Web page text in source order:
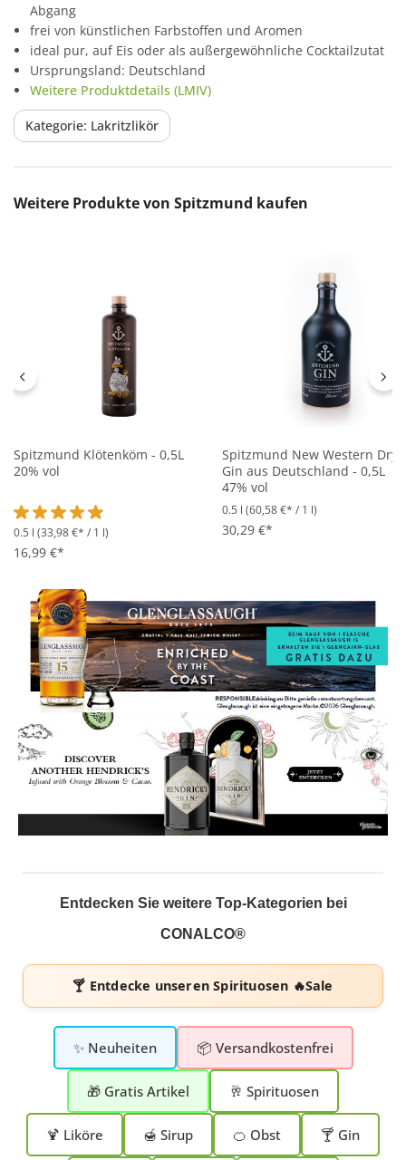
Abgang
frei von künstlichen Farbstoffen und Aromen
ideal pur, auf Eis oder als außergewöhnliche Cocktailzutat
Ursprungsland: Deutschland
Weitere Produktdetails (LMIV)
Kategorie: Lakritzlikör
Produktgalerie überspringen
Weitere Produkte von Spitzmund kaufen
Spitzmund Klötenköm - 0,5L
20% vol
Durchschnittliche Bewertung von 4.8 von 5 Sternen
0.5 l (33,98 €* / 1 l)
16,99 €*
Spitzmund New Western Dry
Gin aus Deutschland - 0,5L
47% vol
0.5 l (60,58 €* / 1 l)
30,29 €*
Entdecken Sie weitere Top-Kategorien bei
CONALCO®
🍸 Entdecke unserenSpirituosen 🔥Sale
✨ Neuheiten 📦 Versandkostenfrei
🎁 Gratis Artikel 🥂 Spirituosen
🍹 Liköre 🍯 Sirup 🍊 Obst 🍸 Gin